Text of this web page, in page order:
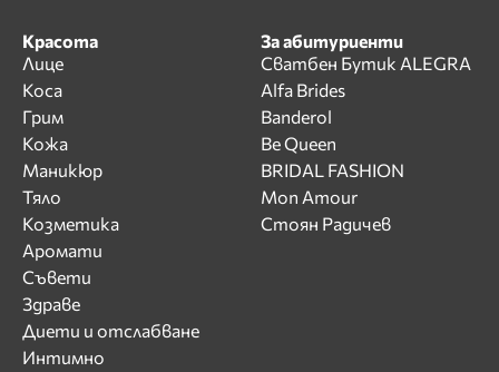
Красота
Лице
Коса
Грим
Кожа
Маникюр
Тяло
Козметика
Аромати
Съвети
Здраве
Диети и отслабване
Интимно
За абитуриенти
Сватбен Бутик ALEGRA
Alfa Brides
Banderol
Be Queen
BRIDAL FASHION
Mon Amour
Стоян Радичев